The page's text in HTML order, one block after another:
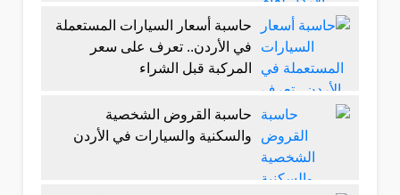
حاسبة أسعار السيارات المستعملة
في الأردن.. تعرف على سعر
المركبة قبل الشراء
حاسبة القروض الشخصية
والسكنية والسيارات في الأردن